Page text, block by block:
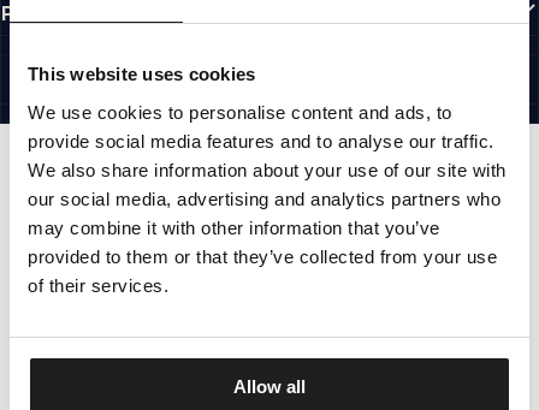
This website uses cookies
We use cookies to personalise content and ads, to
provide social media features and to analyse our traffic.
We also share information about your use of our site with
our social media, advertising and analytics partners who
may combine it with other information that you’ve
provided to them or that they’ve collected from your use
of their services.
Allow all
PRZYDATNE LINKI
©1997 - 2026 PITBULL SP. Z O.O. ALL RIGHTS RESERVED.
SITE CREDITS
IDŹ DO GÓRY